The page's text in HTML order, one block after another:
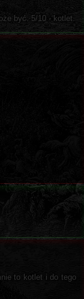
być. 5/10 - kotlet.
to kotlet i do tego